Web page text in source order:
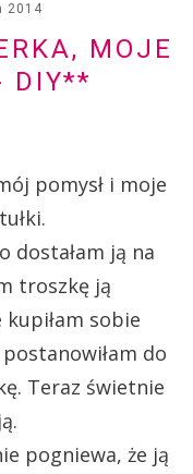
2014
MOJE
DIY**
pomysł i moje
dostałam ją na
troszkę ją
kupiłam sobie
do
Teraz świetnie
pogniewa, że ją